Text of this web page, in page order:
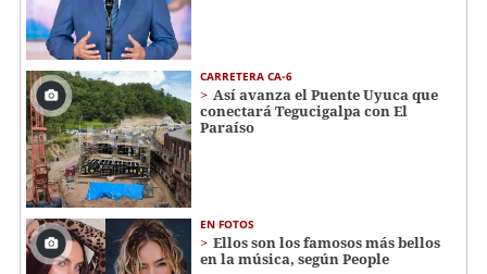
CARRETERA CA-6
Así avanza el Puente Uyuca que
conectará Tegucigalpa con El
Paraíso
EN FOTOS
Ellos son los famosos más bellos
en la música, según People